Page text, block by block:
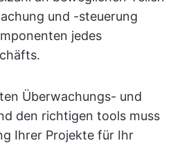
und -steuerung
jedes
Überwachungs- und
den richtigen tools muss
Ihrer Projekte für Ihr